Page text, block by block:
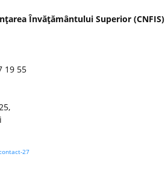
Învăţământului Superior (CNFIS)
19 55
27